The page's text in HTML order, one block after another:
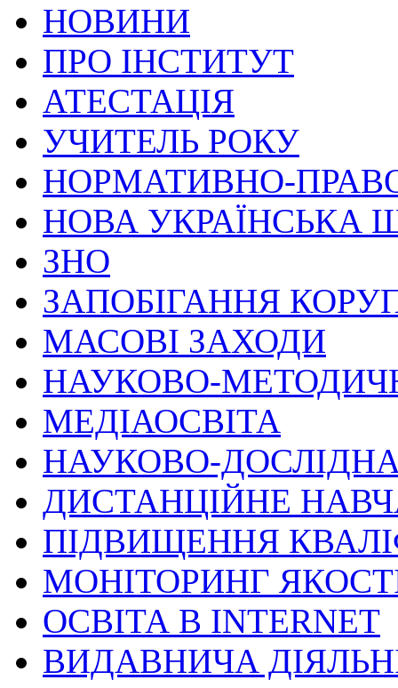
НОВИНИ
ПРО ІНСТИТУТ
АТЕСТАЦІЯ
УЧИТЕЛЬ РОКУ
НОРМАТИВНО-
НОВА УКРАЇНСЬКА
ЗНО
ЗАПОБІГАННЯ
МАСОВІ ЗАХОДИ
НАУКОВО-
МЕДІАОСВІТА
НАУКОВО-
ДИСТАНЦІЙНЕ
ПІДВИЩЕННЯ
МОНІТОРИНГ
ОСВІТА В INTERNET
ВИДАВНИЧА